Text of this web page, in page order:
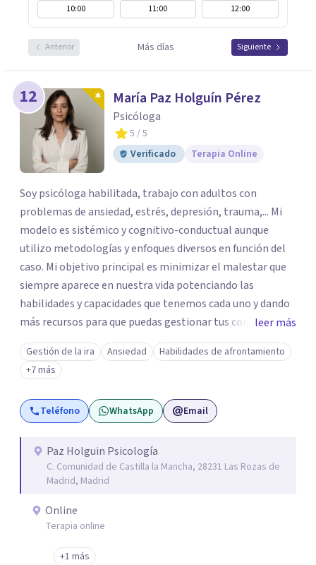
10:00
11:00 12:00
Anterior Más días Siguiente
12 María Paz Holguín Pérez
Psicóloga
5 / 5
Verificado
Terapia Online
Soy psicóloga habilitada, trabajo con adultos con
problemas de ansiedad, estrés, depresión, trauma,... Mi
modelo es sistémico y cognitivo-conductual aunque
utilizo metodologías y enfoques diversos en función del
caso. Mi objetivo principal es minimizar el malestar que
siempre aparece en nuestra vida potenciando las
habilidades y capacidades que tenemos cada uno y dando
más recursos para que puedas gestionar tus conflictos.
Cada sesión individual es de aproximadamente 60
minutos. En la primera cita, ya sea online o presencial,
nos conoceremos y comenzaremos la evaluación y
estableceremos los objetivos en los que vamos a
trabajar.
leer más
Gestión de la ira Ansiedad
Habilidades de afrontamiento
+7 más
Teléfono WhatsApp Email
Paz Holguin Psicología
C. Comunidad de Castilla la Mancha, 28231 Las Rozas de
Madrid, Madrid
Online
Terapia online
+1 más